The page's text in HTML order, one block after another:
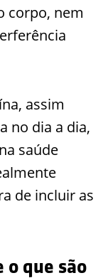
corpo, nem
assim
no dia a dia,
saúde
de incluir as
o que são